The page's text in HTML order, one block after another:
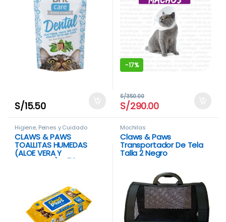
S/15.50
-17%
S/290.00
S/350.00
Higiene, Peines y Cuidado
CLAWS & PAWS
TOALLITAS HUMEDAS
(ALOE VERA Y
CALENDULA) X 50
Mochilas
Claws & Paws
Transportador De Tela
Talla 2 Negro